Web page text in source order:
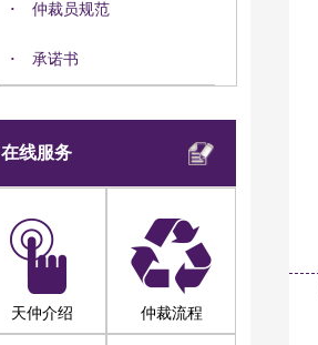
· 仲裁员规范
· 承诺书
在线服务
天仲介绍 仲裁流程